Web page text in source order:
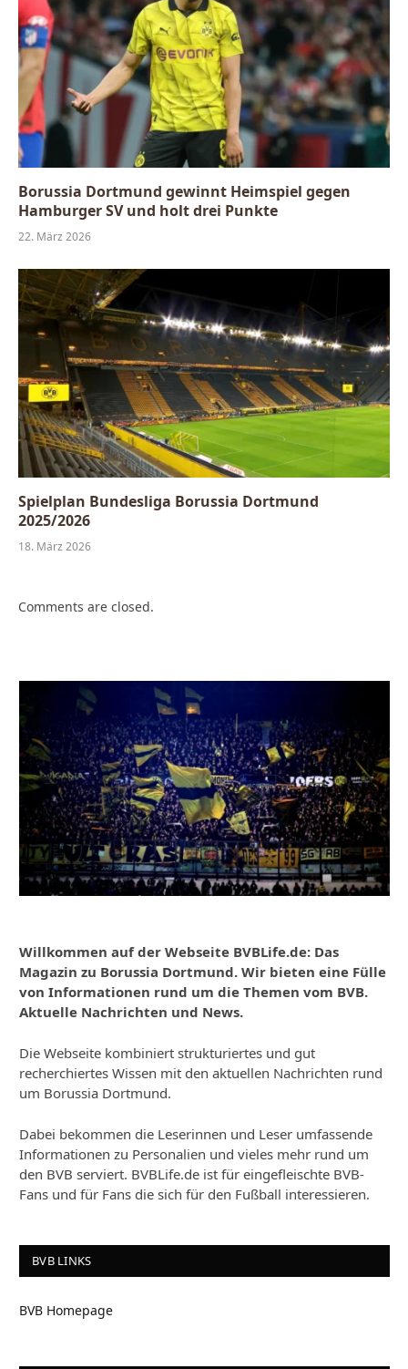
Borussia Dortmund gewinnt Heimspiel gegen
Hamburger SV und holt drei Punkte
22. März 2026
Spielplan Bundesliga Borussia Dortmund
2025/2026
18. März 2026
Comments are closed.
Willkommen auf der Webseite BVBLife.de: Das
Magazin zu Borussia Dortmund. Wir bieten eine Fülle
von Informationen rund um die Themen vom BVB.
Aktuelle Nachrichten und News.
Die Webseite kombiniert strukturiertes und gut
recherchiertes Wissen mit den aktuellen Nachrichten rund
um Borussia Dortmund.
Dabei bekommen die Leserinnen und Leser umfassende
Informationen zu Personalien und vieles mehr rund um
den BVB serviert. BVBLife.de ist für eingefleischte BVB-
Fans und für Fans die sich für den Fußball interessieren.
BVB LINKS
BVB Homepage